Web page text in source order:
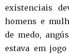
existenciais
homens e
de medo,
estava em